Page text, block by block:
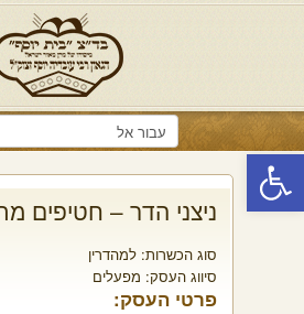
פתח סרגל נגישות
ניצני הדר – חטיפים
סוג הכשרות: למהדרין
סיווג העסק: מפעלים
פרטי העסק: